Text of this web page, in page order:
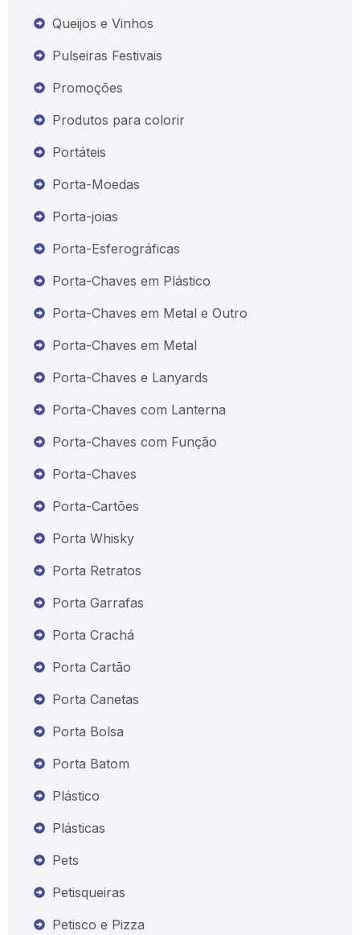
Queijos e Vinhos
Pulseiras Festivais
Promoções
Produtos para colorir
Portáteis
Porta-Moedas
Porta-joias
Porta-Esferográficas
Porta-Chaves em Plástico
Porta-Chaves em Metal e Outro
Porta-Chaves em Metal
Porta-Chaves e Lanyards
Porta-Chaves com Lanterna
Porta-Chaves com Função
Porta-Chaves
Porta-Cartões
Porta Whisky
Porta Retratos
Porta Garrafas
Porta Crachá
Porta Cartão
Porta Canetas
Porta Bolsa
Porta Batom
Plástico
Plásticas
Pets
Petisqueiras
Petisco e Pizza